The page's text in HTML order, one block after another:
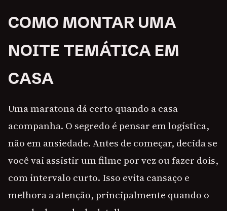
COMO MONTAR UMA
NOITE TEMÁTICA EM
CASA
Uma maratona dá certo quando a casa
acompanha. O segredo é pensar em logística,
não em ansiedade. Antes de começar, decida se
você vai assistir um filme por vez ou fazer dois,
com intervalo curto. Isso evita cansaço e
melhora a atenção, principalmente quando o